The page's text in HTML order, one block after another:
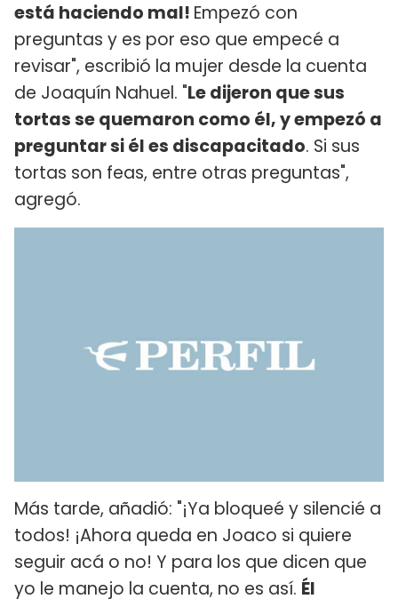
está haciendo mal! Empezó con
preguntas y es por eso que empecé a
revisar", escribió la mujer desde la cuenta
de Joaquín Nahuel. "Le dijeron que sus
tortas se quemaron como él, y empezó a
preguntar si él es discapacitado. Si sus
tortas son feas, entre otras preguntas",
agregó.
Más tarde, añadió: ​"¡Ya bloqueé y silencié a
todos! ¡Ahora queda en Joaco si quiere
seguir acá o no! Y para los que dicen que
yo le manejo la cuenta, no es así. Él